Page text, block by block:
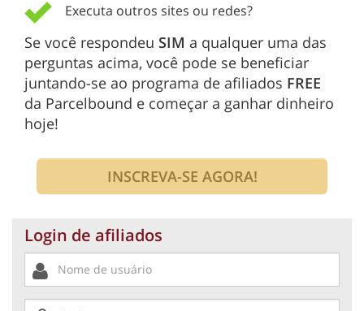
Executa outros sites ou redes?
Se você respondeu SIM a qualquer uma das
perguntas acima, você pode se beneficiar
juntando-se ao programa de afiliados FREE
da Parcelbound e começar a ganhar dinheiro
hoje!
INSCREVA-SE AGORA!
Login de afiliados